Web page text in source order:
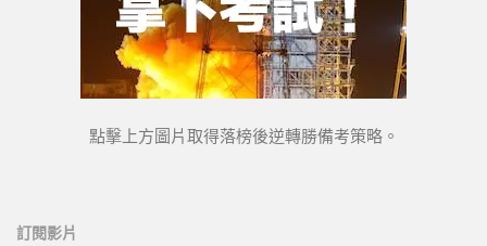
點擊上方圖片取得落榜後逆轉勝備考策略。
訂閱影片